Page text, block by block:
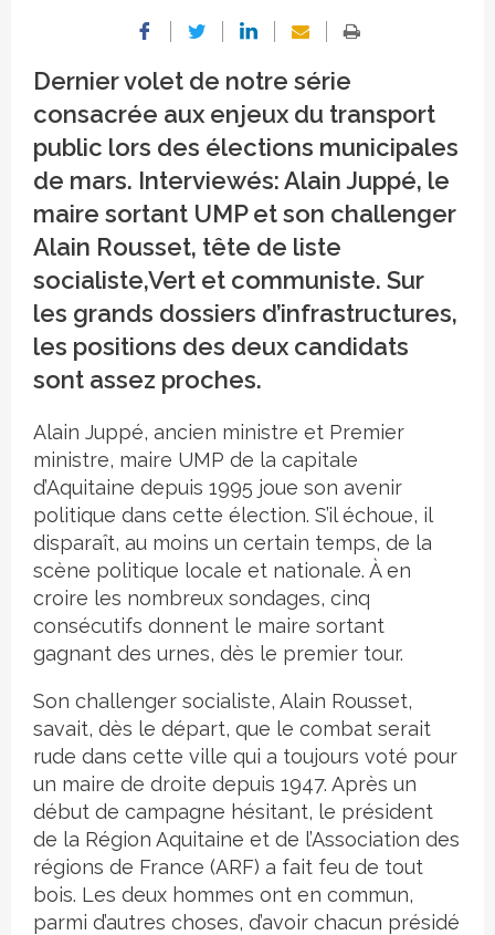
Dernier volet de notre série
consacrée aux enjeux du transport
public lors des élections municipales
de mars. Interviewés: Alain Juppé, le
maire sortant UMP et son challenger
Alain Rousset, tête de liste
socialiste,Vert et communiste. Sur
les grands dossiers d’infrastructures,
les positions des deux candidats
sont assez proches.
Alain Juppé, ancien ministre et Premier
ministre, maire UMP de la capitale
d’Aquitaine depuis 1995 joue son avenir
politique dans cette élection. S’il échoue, il
disparaît, au moins un certain temps, de la
scène politique locale et nationale. À en
croire les nombreux sondages, cinq
consécutifs donnent le maire sortant
gagnant des urnes, dès le premier tour.
Son challenger socialiste, Alain Rousset,
savait, dès le départ, que le combat serait
rude dans cette ville qui a toujours voté pour
un maire de droite depuis 1947. Après un
début de campagne hésitant, le président
de la Région Aquitaine et de l’Association des
régions de France (ARF) a fait feu de tout
bois. Les deux hommes ont en commun,
parmi d’autres choses, d’avoir chacun présidé